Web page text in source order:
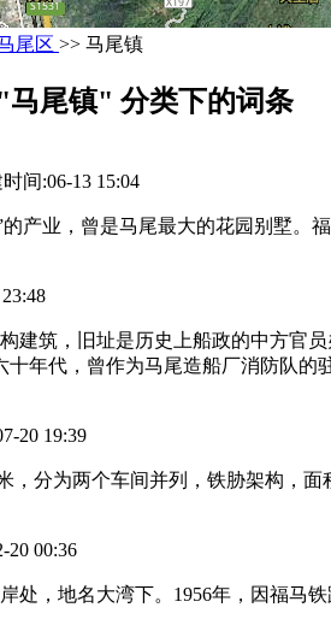
尾区 >> 马尾镇
马尾镇" 分类下的词条
间:06-13 15:04
产业，曾是马尾最大的花园别墅。
筑，旧址是历史上船政的中方官
年代，曾作为马尾造船厂消防队的
20 19:39
分为两个车间并列，铁胁架构，面
00:36
处，地名大湾下。1956年，因福马